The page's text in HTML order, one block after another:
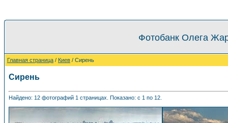
Фотобанк Олега
Главная страница / Киев / Сирень
Сирень
Найдено: 12 фотографий 1 страницах. Показано: с 1 по 12.